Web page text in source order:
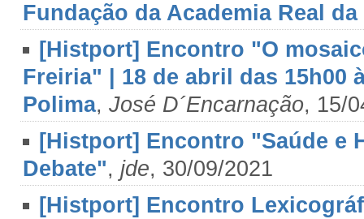
Fundação da Academia Real
[Histport] Encontro "O
Freiria" | 18 de abril das 15h00
Polima, José D´Encarnação, 15/
[Histport] Encontro "Saúde e
Debate", jde, 30/09/2021
[Histport] Encontro